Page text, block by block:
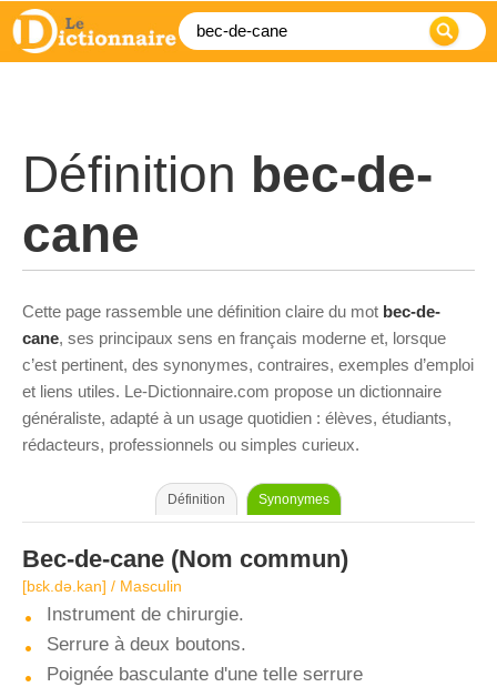
Définition bec-de-
cane
Cette page rassemble une définition claire du mot bec-de-
cane, ses principaux sens en français moderne et, lorsque
c’est pertinent, des synonymes, contraires, exemples d’emploi
et liens utiles. Le-Dictionnaire.com propose un dictionnaire
généraliste, adapté à un usage quotidien : élèves, étudiants,
rédacteurs, professionnels ou simples curieux.
Définition Synonymes
Bec-de-cane (Nom commun)
[bɛk.də.kan] / Masculin
Instrument de chirurgie.
Serrure à deux boutons.
Poignée basculante d'une telle serrure